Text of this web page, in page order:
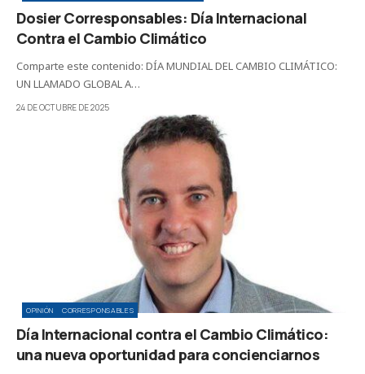
Dosier Corresponsables: Día Internacional
Contra el Cambio Climático
Comparte este contenido: DÍA MUNDIAL DEL CAMBIO CLIMÁTICO:
UN LLAMADO GLOBAL A…
24 DE OCTUBRE DE 2025
OPINIÓN CORRESPONSABLES
Día Internacional contra el Cambio Climático:
una nueva oportunidad para concienciarnos